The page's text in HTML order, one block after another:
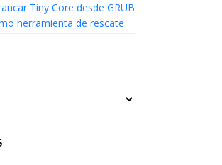
Tiny Core desde GRUB
herramienta de rescate